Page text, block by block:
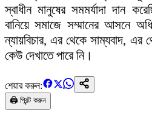
স্বাধীন মানুষের সমমর্যাদা দান
বানিয়ে সমাজে সম্মানের আসনে
ন্যায়বিচার, এর থেকে সাম্যবাদ, এর
কেউ দেখাতে পারে নি।
শেয়ার করুন:
🖨️ প্রিন্ট করুন